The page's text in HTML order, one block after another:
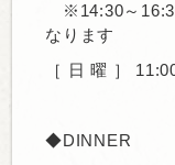
※14:30～
なります
［ 日 曜 ］
◆DINNER